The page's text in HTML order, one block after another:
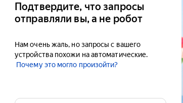
Подтвердите, что запросы
отправляли вы, а не робот
Нам очень жаль, но запросы с вашего
устройства похожи на автоматические.
Почему это могло произойти?